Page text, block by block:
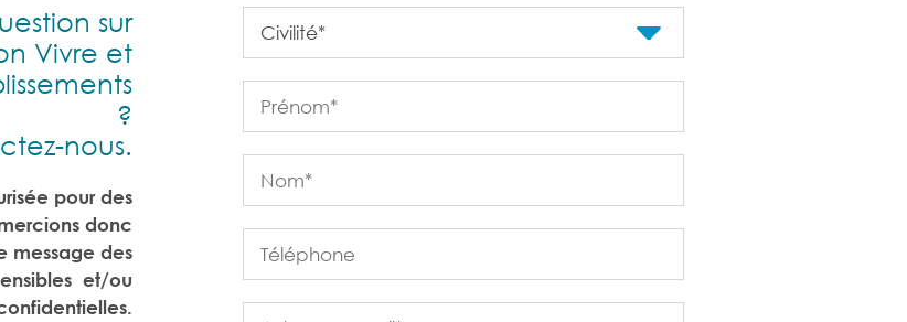
sur
Vivre et
?
nous.
pour des
donc
message des
et/ou
Formulaire de contact
Civilité*